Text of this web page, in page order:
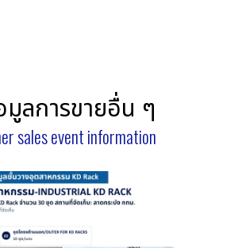
มูลการขายอื่น ๆ
sales event information